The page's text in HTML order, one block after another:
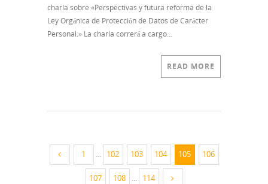
charla sobre «Perspectivas y futura reforma de la
Ley Orgánica de Protección de Datos de Carácter
Personal.» La charla correrá a cargo…
READ MORE
1 ... 102 103 104 105 106
107 108 ... 114